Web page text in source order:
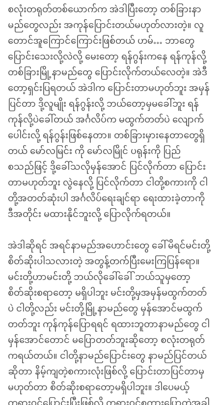
စလုံးတရုတ်တစ်ယောက်က အဲဒါပြီးတော့ တစ်ခြားနာ
မည်တွေလည်း အကုန်ပြောင်းတယ်မဟုတ်လားတဲ့။ လူ
တောင်အူကြောင်ကြောင်းဖြစ်တယ် ဟမ်… ဘာတွေ
ပြောင်းသေးလို့လဲလို့ မေးတော့ ရန်ဂွန်းကနေ ရန်ကုန်လို့
တစ်ခြားမြို့နာမည်တွေ ပြောင်းလိုက်တယ်လေတဲ့။ အဲဒီ
တော့ရှင်းပြရတယ် အဲဒါက ပြောင်းတာမဟုတ်ဘူး အမှန်
ပြင်တာ ဒို့လူမျိုး ရန်ဂွန်းလို့ ဘယ်တော့မှမခေါ်ဘူး ရန်
ကုန်လို့ပဲခေါ်တယ် အင်္ဂလိပ်က မထွက်တတ်ပဲ လျောက်
ပေါင်းလို့ ရန်ဂွန်းဖြစ်နေတာ။ တစ်ခြားမှားနေတာတွေရှိ
တယ် မော်လမြင်း ကို မော်လမြိုင် ပရုန်းကို ပြည်
စသည်ဖြင့် ဒို့ခေါ်သလိုမှန်အောင် ပြင်လိုက်တာ ပြောင်း
တာမဟုတ်ဘူး လွဲနေလို့ ပြင်လိုက်တာ ငါတို့စကားကို ငါ
တို့အတတ်ဆုံးပါ အင်္ဂလိပ်ရေးချင်ရာ ရေးထားခဲ့တာကို
ဒီအတိုင်း မထားနိုင်ဘူးလို့ ပြောလိုက်ရတယ်။
အဲဒါဆိုရင် အရင်နာမည်အဟောင်းတွေ ခေါ်မိရင်မင်းတို့
စိတ်ဆိုးပါသလားတဲ့ အတွန့်တက်ပြီးမေးကြပြန်ရော။
မင်းတို့ဟာမင်းတို့ ဘယ်လိုခေါ်ခေါ် ဘယ်သူမှတော့
စိတ်ဆိုးစရာတော့ မရှိပါဘူး မင်းတို့မှအမှန်မထွက်တတ်
ပဲ ငါတို့လည်း မင်းတို့မြို့နာမည်တွေ မှန်အောင်မထွက်
တတ်ဘူး ကုန်ကုန်ပြောရရင် ရထားဘူတာနာမည်တွေ ငါ
မှန်အောင်တောင် မပြောတတ်ဘူးဆိုတော့ စလုံးတရုတ်
ကရယ်တယ်။ ငါတို့နာမည်ပြောင်းတွေ နာမည်ပြင်တယ်
ဆိုတာ နိမ့်ကျတဲ့စကားလုံးဖြစ်လို့ ပြောင်းတာပြင်တာမှ
မဟုတ်တာ စိတ်ဆိုးစရာတော့မရှိပါဘူး။ ဒါပေမယ့်